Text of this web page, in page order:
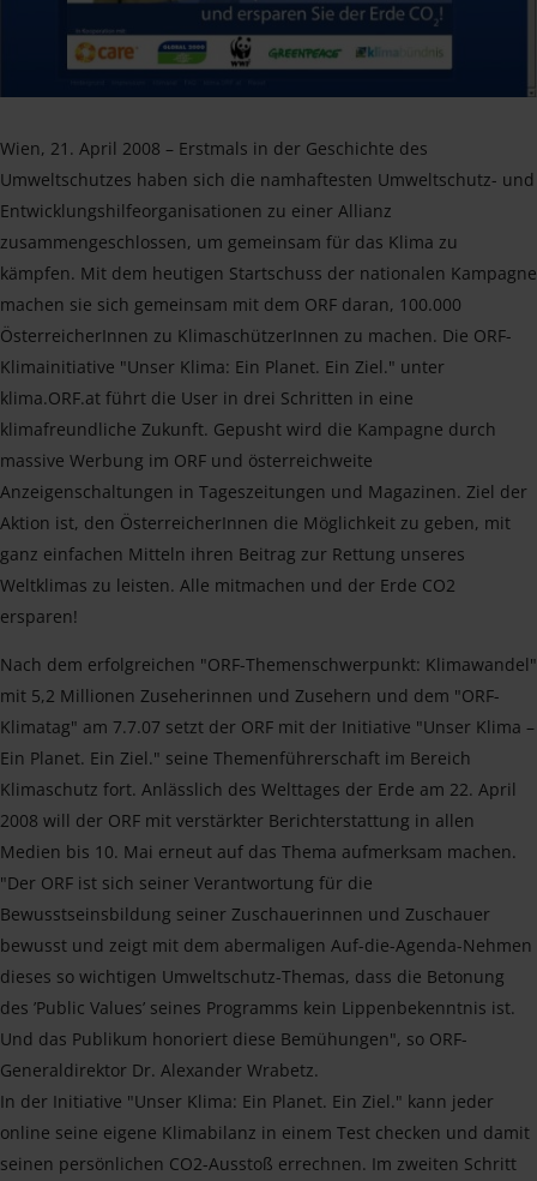
Wien, 21. April 2008 – Erstmals in der Geschichte des
Umweltschutzes haben sich die namhaftesten Umweltschutz- und
Entwicklungshilfeorganisationen zu einer Allianz
zusammengeschlossen, um gemeinsam für das Klima zu
kämpfen. Mit dem heutigen Startschuss der nationalen Kampagne
machen sie sich gemeinsam mit dem ORF daran, 100.000
ÖsterreicherInnen zu KlimaschützerInnen zu machen. Die ORF-
Klimainitiative "Unser Klima: Ein Planet. Ein Ziel." unter
klima.ORF.at führt die User in drei Schritten in eine
klimafreundliche Zukunft. Gepusht wird die Kampagne durch
massive Werbung im ORF und österreichweite
Anzeigenschaltungen in Tageszeitungen und Magazinen. Ziel der
Aktion ist, den ÖsterreicherInnen die Möglichkeit zu geben, mit
ganz einfachen Mitteln ihren Beitrag zur Rettung unseres
Weltklimas zu leisten. Alle mitmachen und der Erde CO2
ersparen!
Nach dem erfolgreichen "ORF-Themenschwerpunkt: Klimawandel"
mit 5,2 Millionen Zuseherinnen und Zusehern und dem "ORF-
Klimatag" am 7.7.07 setzt der ORF mit der Initiative "Unser Klima –
Ein Planet. Ein Ziel." seine Themenführerschaft im Bereich
Klimaschutz fort. Anlässlich des Welttages der Erde am 22. April
2008 will der ORF mit verstärkter Berichterstattung in allen
Medien bis 10. Mai erneut auf das Thema aufmerksam machen.
"Der ORF ist sich seiner Verantwortung für die
Bewusstseinsbildung seiner Zuschauerinnen und Zuschauer
bewusst und zeigt mit dem abermaligen Auf-die-Agenda-Nehmen
dieses so wichtigen Umweltschutz-Themas, dass die Betonung
des ’Public Values’ seines Programms kein Lippenbekenntnis ist.
Und das Publikum honoriert diese Bemühungen", so ORF-
Generaldirektor Dr. Alexander Wrabetz.
In der Initiative "Unser Klima: Ein Planet. Ein Ziel." kann jeder
online seine eigene Klimabilanz in einem Test checken und damit
seinen persönlichen CO2-Ausstoß errechnen. Im zweiten Schritt